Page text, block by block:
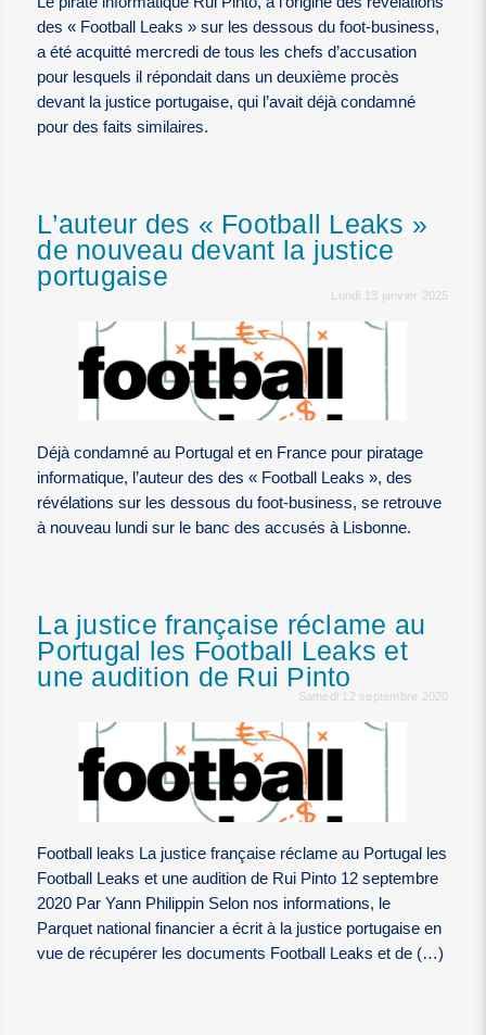
des « Football Leaks » sur les dessous du foot-business,
a été acquitté mercredi de tous les chefs d’accusation
pour lesquels il répondait dans un deuxième procès
devant la justice portugaise, qui l’avait déjà condamné
pour des faits similaires.
L’auteur des « Football Leaks »
de nouveau devant la justice
portugaise
Lundi 13 janvier 2025
Déjà condamné au Portugal et en France pour piratage
informatique, l’auteur des des « Football Leaks », des
révélations sur les dessous du foot-business, se retrouve
à nouveau lundi sur le banc des accusés à Lisbonne.
La justice française réclame au
Portugal les Football Leaks et
une audition de Rui Pinto
Samedi 12 septembre 2020
Football leaks La justice française réclame au Portugal les
Football Leaks et une audition de Rui Pinto 12 septembre
2020 Par Yann Philippin Selon nos informations, le
Parquet national financier a écrit à la justice portugaise en
vue de récupérer les documents Football Leaks et de (…)